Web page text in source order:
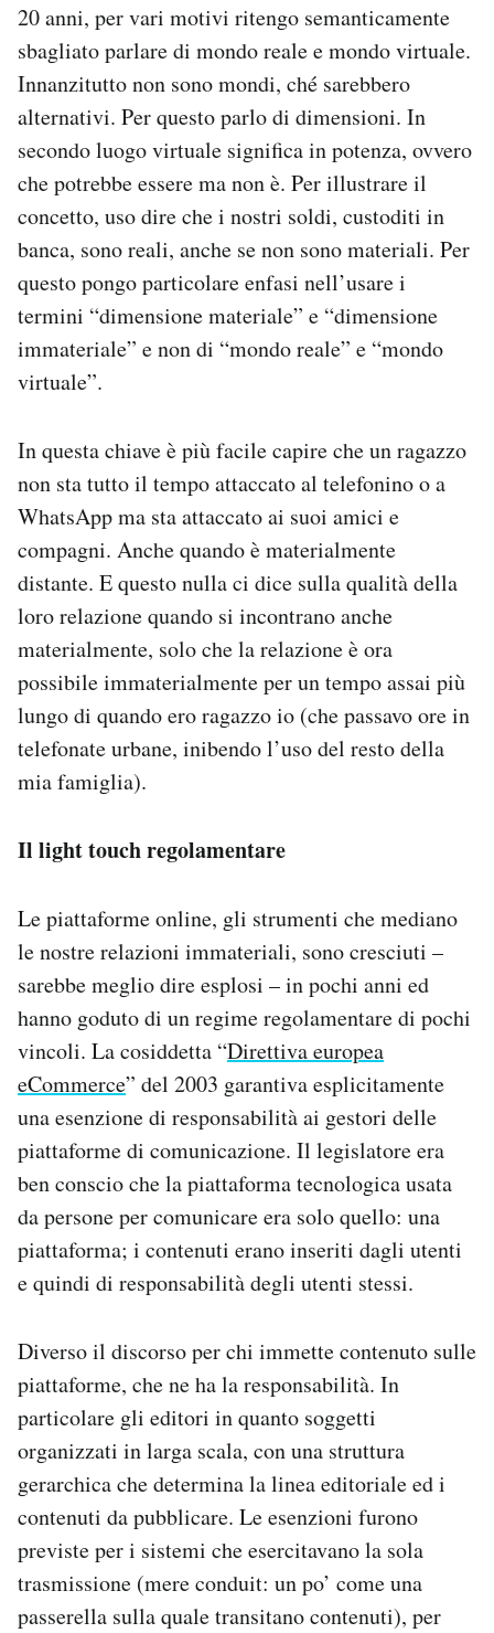
20 anni, per vari motivi ritengo semanticamente
sbagliato parlare di mondo reale e mondo virtuale.
Innanzitutto non sono mondi, ché sarebbero
alternativi. Per questo parlo di dimensioni. In
secondo luogo virtuale significa in potenza, ovvero
che potrebbe essere ma non è. Per illustrare il
concetto, uso dire che i nostri soldi, custoditi in
banca, sono reali, anche se non sono materiali. Per
questo pongo particolare enfasi nell’usare i
termini “dimensione materiale” e “dimensione
immateriale” e non di “mondo reale” e “mondo
virtuale”.
In questa chiave è più facile capire che un ragazzo
non sta tutto il tempo attaccato al telefonino o a
WhatsApp ma sta attaccato ai suoi amici e
compagni. Anche quando è materialmente
distante. E questo nulla ci dice sulla qualità della
loro relazione quando si incontrano anche
materialmente, solo che la relazione è ora
possibile immaterialmente per un tempo assai più
lungo di quando ero ragazzo io (che passavo ore in
telefonate urbane, inibendo l’uso del resto della
mia famiglia).
Il light touch regolamentare
Le piattaforme online, gli strumenti che mediano
le nostre relazioni immateriali, sono cresciuti –
sarebbe meglio dire esplosi – in pochi anni ed
hanno goduto di un regime regolamentare di pochi
vincoli. La cosiddetta “Direttiva europea
eCommerce” del 2003 garantiva esplicitamente
una esenzione di responsabilità ai gestori delle
piattaforme di comunicazione. Il legislatore era
ben conscio che la piattaforma tecnologica usata
da persone per comunicare era solo quello: una
piattaforma; i contenuti erano inseriti dagli utenti
e quindi di responsabilità degli utenti stessi.
Diverso il discorso per chi immette contenuto sulle
piattaforme, che ne ha la responsabilità. In
particolare gli editori in quanto soggetti
organizzati in larga scala, con una struttura
gerarchica che determina la linea editoriale ed i
contenuti da pubblicare. Le esenzioni furono
previste per i sistemi che esercitavano la sola
trasmissione (mere conduit: un po’ come una
passerella sulla quale transitano contenuti), per